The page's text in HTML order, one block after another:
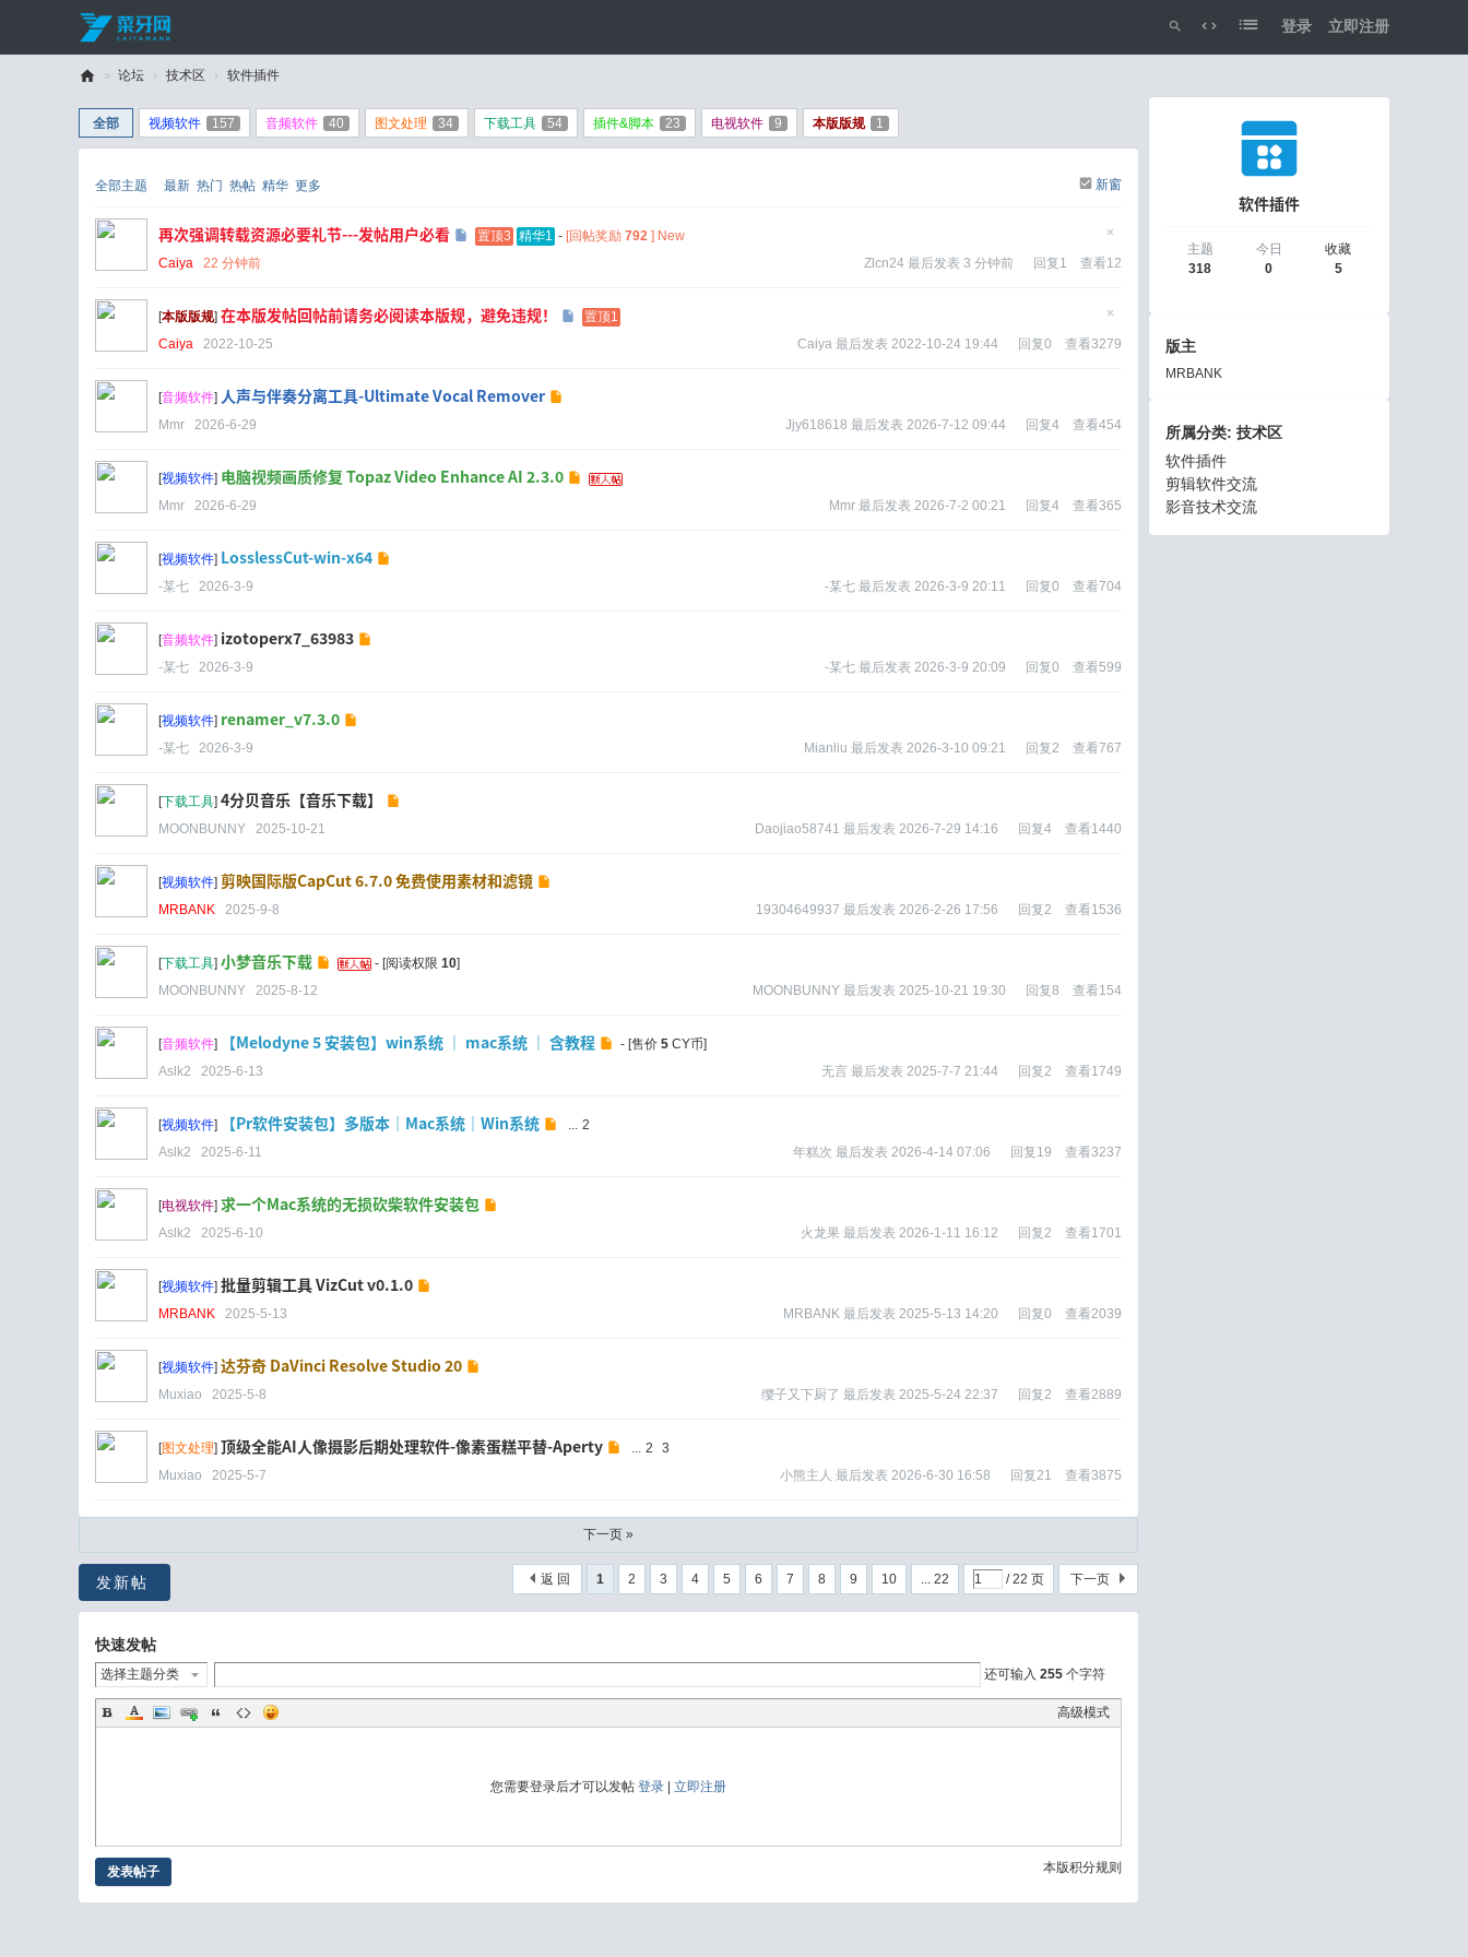
登录 立即注册
换
C
ai
» 论坛 › 技术区 › 软件插件
全部 视频软件 157 音频软件 40 图文处理 34 下载工具 54 插件&脚本 23 电视软件 9 本版版规 1
新窗
全部主题 最新 热门 热帖 精华 更多
藏
置
再次强调转载资源必要礼节---发帖用户必看 置顶3 精华1 - [回帖奖励792 ] New
Caiya
22 分钟前 查看12
回复1
Zlcn24 最后发表 3 分钟前
藏
置
[本版版规] 在本版发帖回帖前请务必阅读本版规，避免违规！
置顶1
Caiya
2022-10-25 查看3279
回复0
Caiya 最后发表 2022-10-24 19:44
[音频软件] 人声与伴奏分离工具-Ultimate Vocal Remover
Mmr 2026-6-29 查看454
回复4
Jjy618618 最后发表 2026-7-12 09:44
[视频软件] 电脑视频画质修复 Topaz Video Enhance AI 2.3.0
Mmr 2026-6-29 查看365
回复4
Mmr 最后发表 2026-7-2 00:21
[视频软件] LosslessCut-win-x64
-某七 2026-3-9 查看704
回复0
-某七 最后发表 2026-3-9 20:11
[音频软件] izotoperx7_63983
-某七 2026-3-9 查看599
回复0
-某七 最后发表 2026-3-9 20:09
[视频软件] renamer_v7.3.0
-某七 2026-3-9 查看767
回复2
Mianliu 最后发表 2026-3-10 09:21
[下载工具] 4分贝音乐【音乐下载】
MOONBUNNY 2025-10-21 查看1440
回复4
Daojiao58741 最后发表 2026-7-29 14:16
[视频软件] 剪映国际版CapCut 6.7.0 免费使用素材和滤镜
MRBANK 2025-9-8 查看1536
回复2
19304649937 最后发表 2026-2-26 17:56
[下载工具] 小梦音乐下载 - [阅读权限10]
MOONBUNNY
2025-8-12 查看154
回复8
MOONBUNNY 最后发表 2025-10-21 19:30
[音频软件] 【Melodyne 5 安装包】win系统 ｜ mac系统 ｜ 含教程 - [售价5 CY币]
Aslk2
2025-6-13 查看1749
回复2
无言 最后发表 2025-7-7 21:44
[视频软件] 【Pr软件安装包】多版本｜Mac系统｜Win系统 ... 2
Aslk2
2025-6-11 查看3237
回复19
年糕次 最后发表 2026-4-14 07:06
[电视软件] 求一个Mac系统的无损砍柴软件安装包
Aslk2 2025-6-10 查看1701
回复2
火龙果 最后发表 2026-1-11 16:12
[视频软件] 批量剪辑工具 VizCut v0.1.0
MRBANK 2025-5-13 查看2039
回复0
MRBANK 最后发表 2025-5-13 14:20
[视频软件] 达芬奇 DaVinci Resolve Studio 20
Muxiao 2025-5-8 查看2889
回复2
缨子又下厨了 最后发表 2025-5-24 22:37
[图文处理] 顶级全能AI人像摄影后期处理软件-像素蛋糕平替-Aperty ... 2
3
Muxiao
2025-5-7 查看3875
回复21
小熊主人 最后发表 2026-6-30 16:58
下一页 »
1 2 3 4 5 6 7 8 9 10 ... 22 / 22 页 下一页
返 回
发新帖
快速发帖
选择主题分类 还可输入 255 个字符
高级模式
您需要登录后才可以发帖 登录 立即注册
本版积分规则
发表帖子
软件插件
主题
318
今日
0
收藏
5
版主
MRBANK
所属分类: 技术区
软件插件
剪辑软件交流
影音技术交流